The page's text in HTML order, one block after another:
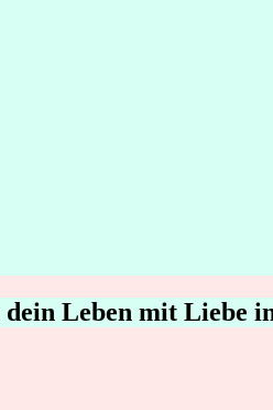
dein Leben mit Liebe